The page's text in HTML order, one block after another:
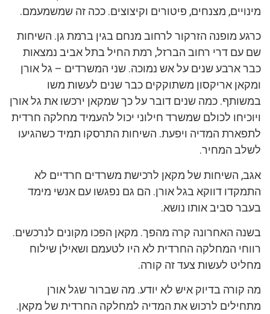
מינויים, מצנחים, פיטורים וקיצוצים. ככה זה שמשמעמם.
כרגע מופנה הזרקור לרחוב מנחם בגין ברמת גן. השיחות
שם עם דרי רחוב הברזל, רמת החיל בתל אביב נמצאות
כבר ארבע שנים על אש נמוכה. שני המשרדים – גל אורן
ומקאן אריקסון משתוקקים כבר שנים לעשות משו
במשותף. כמה שנים דובר על כך שמקאן ירכשו את גל אורן
ויוכיחו לכולם שמשרד חילוני יכול להעמיד מחלקה חרדית
לתפארת המדיה ויפעת. השיחות התרסקו תמיד כשהגיעו
לשלב המחיר.
אגב, השיחות של מקאן לרכישת משרדים חרדיים לא
התמקדו דווקא בגל אורן. הם גם נפגשו עם אנשי מימד
בעבר סביב אותו נושא.
בשנה האחרונה קרה מהפך. מקאן הפכו מקונים לנרכשים.
רווחי המחלקה החרדית לא היו לטעמם ושאילן שילוח
מחליט לעשות צעד זה קורה.
מה קורה בדיוק איש לא יודע. מה שברור שגל אורן
מתחילים לרכוש את המדיה למחלקה החרדית של מקאן.